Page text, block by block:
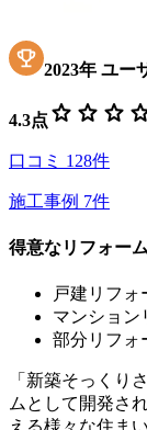
2023年 ユー
4.3点 star star star
口コミ 128件
施工事例 7件
得意なリフォーム
戸建リフォ
マンション
部分リフォ
「新築そっくり
ムとして開発さ